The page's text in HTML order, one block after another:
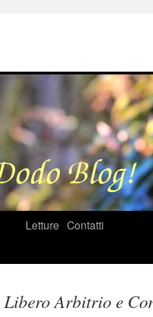
Letture Contatti
Libero Arbitrio e